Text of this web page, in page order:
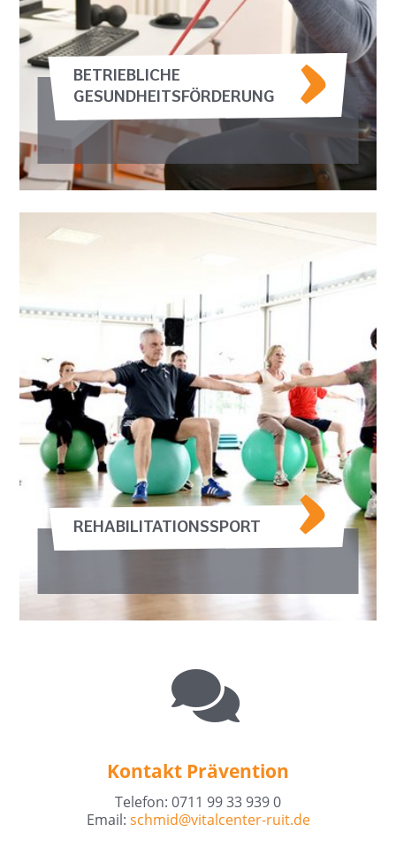
BETRIEBLICHE
GESUNDHEITSFÖRDERUNG
REHABILITATIONSSPORT
Kontakt Prävention
Telefon: 0711 99 33 939 0
Email: schmid@vitalcenter-ruit.de